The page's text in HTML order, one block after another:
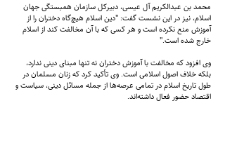
محمد بن عبدالکریم آل عیسی، دبیرکل سازمان همبستگی جهان
اسلام، نیز در این نشست گفت: "دین اسلام هیچ‌گاه دختران را از
آموزش منع نکرده است و هر کسی که با آن مخالفت کند از اسلام
خارج شده است."
وی افزود که مخالفت با آموزش دختران نه تنها مبنای دینی ندارد،
بلکه خلاف اصول اسلامی است. وی تأکید کرد که زنان مسلمان در
طول تاریخ اسلام در تمامی عرصه‌ها از جمله مسائل دینی، سیاست و
اقتصاد حضور فعال داشته‌اند.